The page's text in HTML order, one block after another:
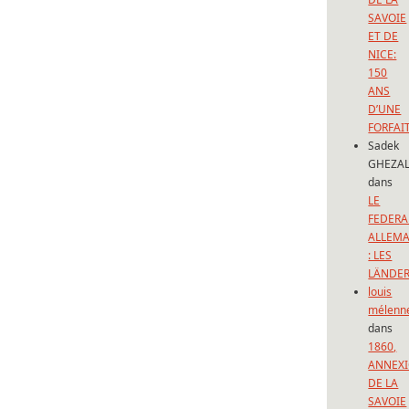
SAVOIE
ET DE
NICE:
150
ANS
D’UNE
Sadek
dans
LE
: LES
louis
dans
1860,
DE LA
SAVOIE